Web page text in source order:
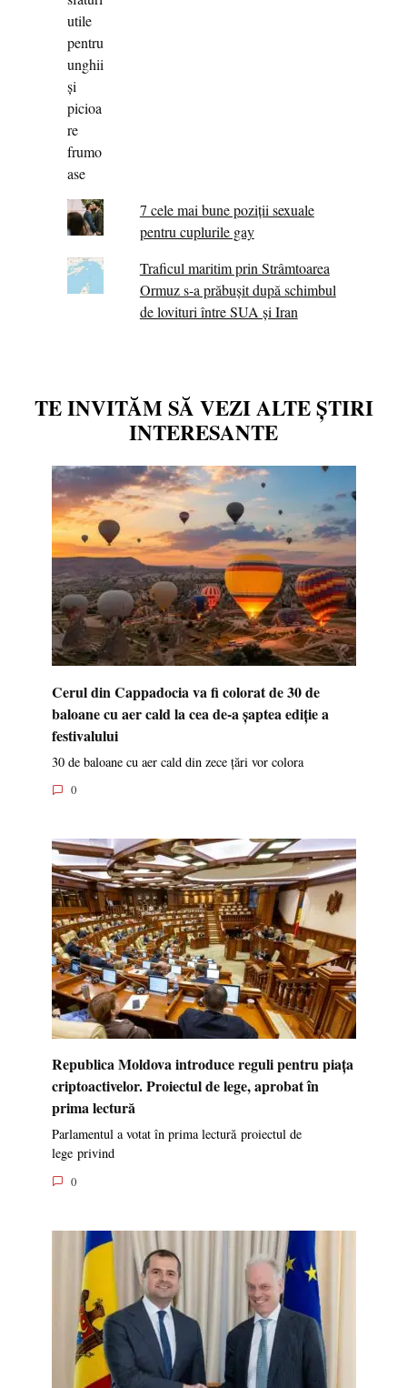
7 cele mai bune poziții sexuale
pentru cuplurile gay
Traficul maritim prin Strâmtoarea
Ormuz s-a prăbușit după schimbul
de lovituri între SUA şi Iran
TE INVITĂM SĂ VEZI ALTE ȘTIRI
INTERESANTE
Cerul din Cappadocia va fi colorat de 30 de
baloane cu aer cald la cea de-a șaptea ediție a
festivalului
30 de baloane cu aer cald din zece țări vor colora
0
Republica Moldova introduce reguli pentru piața
criptoactivelor. Proiectul de lege, aprobat în
prima lectură
Parlamentul a votat în prima lectură proiectul de
lege privind
0